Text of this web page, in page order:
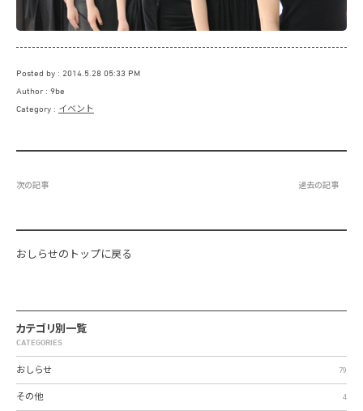
Posted by
2014.5.28 05:33 PM
Author
9be
Category
イベント
次の記事 過去の記事
おしらせのトップに戻る
カテゴリ別一覧
CATEGORIES
おしらせ 79
その他 4